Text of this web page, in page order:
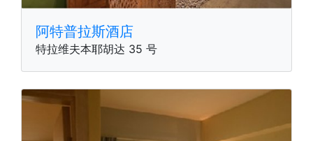
阿特普拉斯酒店
特拉维夫本耶胡达 35 号